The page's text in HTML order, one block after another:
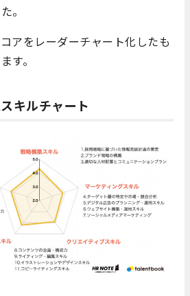
。
アをレーダーチャート化したも
す。
キルチャート